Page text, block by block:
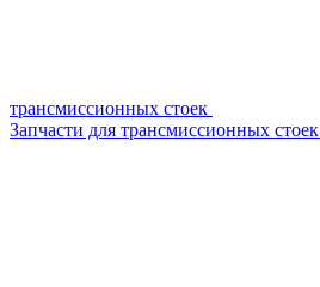
трансмиссионных стоек
Запчасти для трансмиссионных стоек